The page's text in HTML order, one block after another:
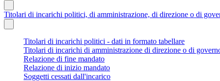
Titolari di incarichi politici, di amministrazione, di direzione o di
Titolari di incarichi politici - dati in formato tabellare
Titolari di incarichi di amministrazione di direzione o di
Relazione di fine mandato
Relazione di inizio mandato
Soggetti cessati dall'incarico